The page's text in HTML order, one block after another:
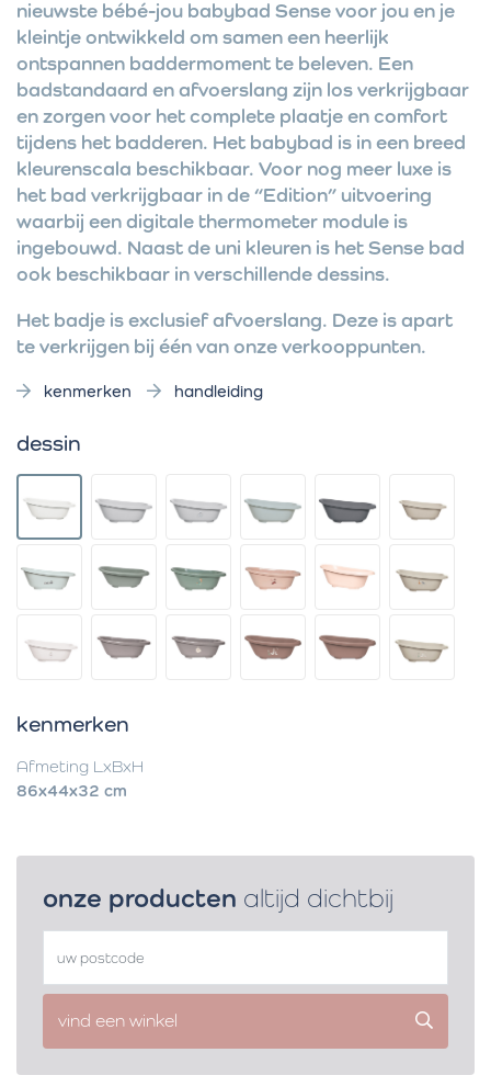
nieuwste bébé-jou babybad Sense voor jou en je
kleintje ontwikkeld om samen een heerlijk
ontspannen baddermoment te beleven. Een
badstandaard en afvoerslang zijn los verkrijgbaar
en zorgen voor het complete plaatje en comfort
tijdens het badderen. Het babybad is in een breed
kleurenscala beschikbaar. Voor nog meer luxe is
het bad verkrijgbaar in de “Edition” uitvoering
waarbij een digitale thermometer module is
ingebouwd. Naast de uni kleuren is het Sense bad
ook beschikbaar in verschillende dessins.
Het badje is exclusief afvoerslang. Deze is apart
te verkrijgen bij één van onze verkooppunten.
kenmerken handleiding
dessin
kenmerken
Afmeting LxBxH
86x44x32 cm
onze producten altijd dichtbij
vind een winkel